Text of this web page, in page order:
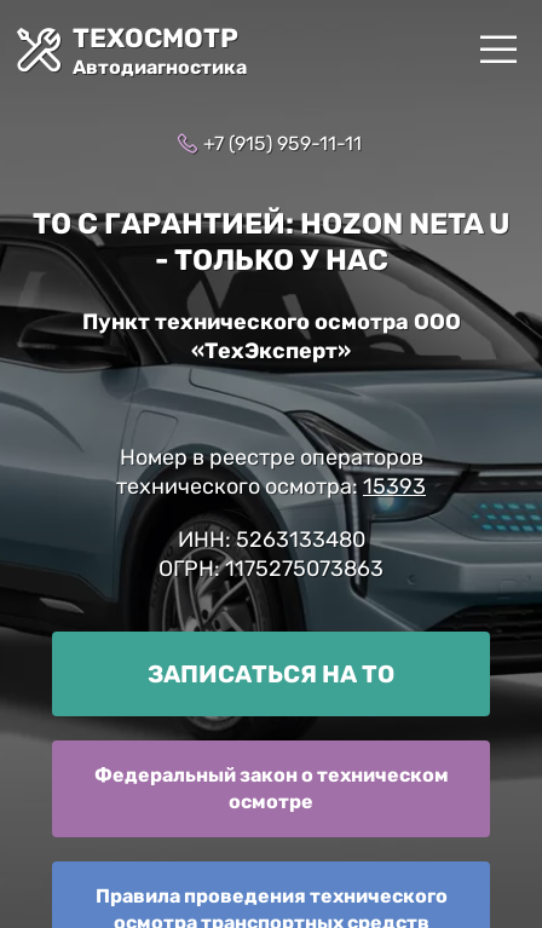
ТЕХОСМОТР
Автодиагностика
+7 (915) 959-11-11
ТО С ГАРАНТИЕЙ: HOZON NETA U
- ТОЛЬКО У НАС
Пункт технического осмотра ООО
«ТехЭксперт»
Номер в реестре операторов
технического осмотра: 15393
ИНН: 5263133480
ОГРН: 1175275073863
ЗАПИСАТЬСЯ НА ТО
Федеральный закон о техническом
осмотре
Правила проведения технического
осмотра транспортных средств